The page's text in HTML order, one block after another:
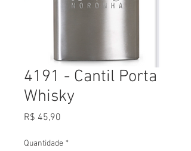
4191 - Cantil Porta
Whisky
R$ 45,90
Quantidade *